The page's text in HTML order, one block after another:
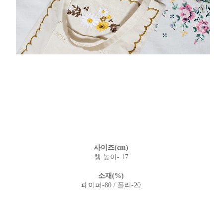
사이즈(cm)
챙 높이- 17
소재(%)
페이퍼-80 / 폴리-20